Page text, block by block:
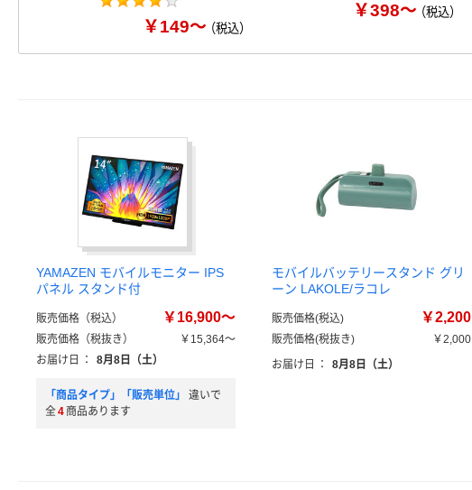
￥149～（税込）
￥398～（税込）
YAMAZEN モバイルモニター IPS
パネル スタンド付
販売価格（税込） ￥16,900～
販売価格（税抜き）
￥15,364～
お届け日
： 8月8日（土）
「商品タイプ」「販売単位」
違いで
全4 商品あります
モバイルバッテリースタンド グリ
ーン LAKOLE/ラコレ
販売価格(税込) ￥2,200
販売価格(税抜き)
￥2,000
お届け日
： 8月8日（土）